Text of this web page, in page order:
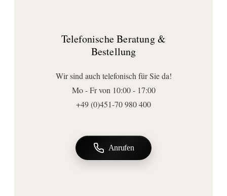
Zubehörart:
Verwendung:
Telefonische Beratung &
Bestellung
Wir sind auch telefonisch für Sie da!
Mo - Fr von 10:00 - 17:00
+49 (0)451-70 980 400
Anrufen